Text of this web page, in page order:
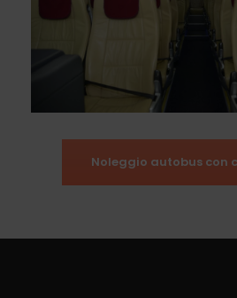
Noleggio autobus con